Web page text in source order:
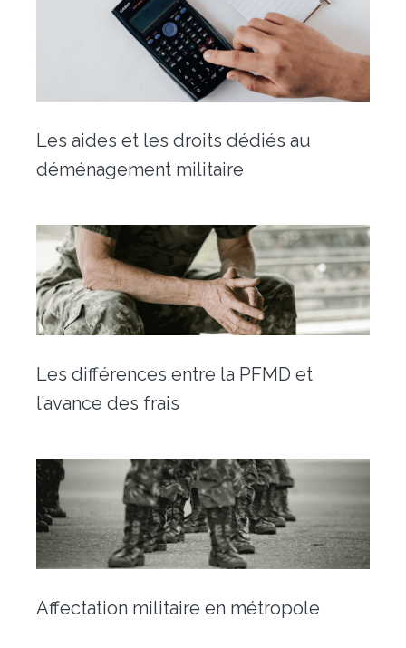
Les aides et les droits dédiés au
déménagement militaire
Les différences entre la PFMD et
l’avance des frais
Affectation militaire en métropole